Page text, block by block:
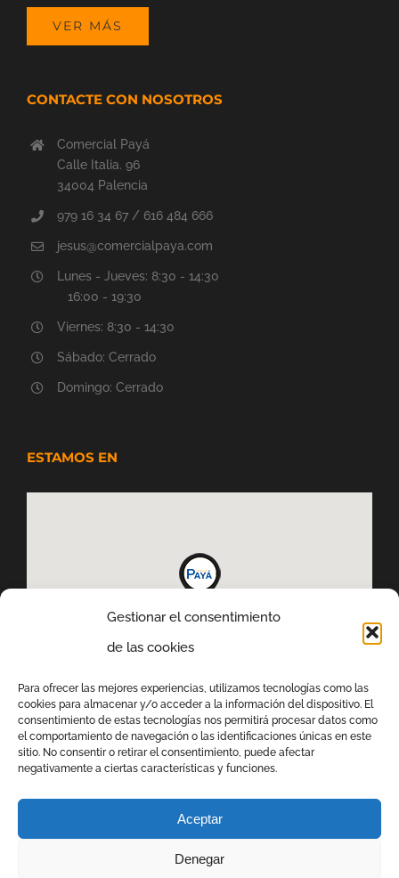
Gestionar el consentimiento
de las cookies
Para ofrecer las mejores experiencias, utilizamos tecnologías como las
cookies para almacenar y/o acceder a la información del dispositivo. El
consentimiento de estas tecnologías nos permitirá procesar datos como
el comportamiento de navegación o las identificaciones únicas en este
sitio. No consentir o retirar el consentimiento, puede afectar
negativamente a ciertas características y funciones.
Aceptar
Denegar
VER MÁS
CONTACTE CON NOSOTROS
Comercial Payá
Calle Italia. 96
34004 Palencia
979 16 34 67 / 616 484 666
jesus@comercialpaya.com
Lunes - Jueves: 8:30 - 14:30
16:00 - 19:30
Viernes: 8:30 - 14:30
Sábado: Cerrado
Domingo: Cerrado
ESTAMOS EN
COMERCIAL PAYA|